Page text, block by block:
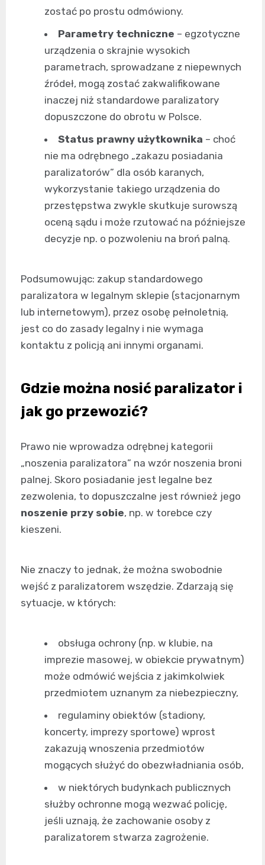
zostać po prostu odmówiony.
Parametry techniczne – egzotyczne
urządzenia o skrajnie wysokich
parametrach, sprowadzane z niepewnych
źródeł, mogą zostać zakwalifikowane
inaczej niż standardowe paralizatory
dopuszczone do obrotu w Polsce.
Status prawny użytkownika – choć
nie ma odrębnego „zakazu posiadania
paralizatorów” dla osób karanych,
wykorzystanie takiego urządzenia do
przestępstwa zwykle skutkuje surowszą
oceną sądu i może rzutować na późniejsze
decyzje np. o pozwoleniu na broń palną.
Podsumowując: zakup standardowego
paralizatora w legalnym sklepie (stacjonarnym
lub internetowym), przez osobę pełnoletnią,
jest co do zasady legalny i nie wymaga
kontaktu z policją ani innymi organami.
Gdzie można nosić paralizator i
jak go przewozić?
Prawo nie wprowadza odrębnej kategorii
„noszenia paralizatora” na wzór noszenia broni
palnej. Skoro posiadanie jest legalne bez
zezwolenia, to dopuszczalne jest również jego
noszenie przy sobie, np. w torebce czy
kieszeni.
Nie znaczy to jednak, że można swobodnie
wejść z paralizatorem wszędzie. Zdarzają się
sytuacje, w których:
obsługa ochrony (np. w klubie, na
imprezie masowej, w obiekcie prywatnym)
może odmówić wejścia z jakimkolwiek
przedmiotem uznanym za niebezpieczny,
regulaminy obiektów (stadiony,
koncerty, imprezy sportowe) wprost
zakazują wnoszenia przedmiotów
mogących służyć do obezwładniania osób,
w niektórych budynkach publicznych
służby ochronne mogą wezwać policję,
jeśli uznają, że zachowanie osoby z
paralizatorem stwarza zagrożenie.